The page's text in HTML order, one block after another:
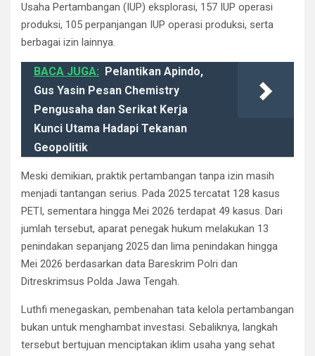
Usaha Pertambangan (IUP) eksplorasi, 157 IUP operasi
produksi, 105 perpanjangan IUP operasi produksi, serta
berbagai izin lainnya.
BACA JUGA:
Pelantikan Apindo,
Gus Yasin Pesan Chemistry
Pengusaha dan Serikat Kerja
Kunci Utama Hadapi Tekanan
Geopolitik
Meski demikian, praktik pertambangan tanpa izin masih
menjadi tantangan serius. Pada 2025 tercatat 128 kasus
PETI, sementara hingga Mei 2026 terdapat 49 kasus. Dari
jumlah tersebut, aparat penegak hukum melakukan 13
penindakan sepanjang 2025 dan lima penindakan hingga
Mei 2026 berdasarkan data Bareskrim Polri dan
Ditreskrimsus Polda Jawa Tengah.
Luthfi menegaskan, pembenahan tata kelola pertambangan
bukan untuk menghambat investasi. Sebaliknya, langkah
tersebut bertujuan menciptakan iklim usaha yang sehat